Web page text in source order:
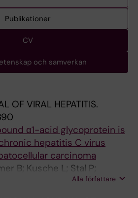
Publikationer
CV
och samverkan
OF VIRAL HEPATITIS.
α1-acid glycoprotein is
hepatitis C virus
carcinoma
B; Kusche L; Stal P;
J; Ryden I; Pahlsson P;
Alla författare